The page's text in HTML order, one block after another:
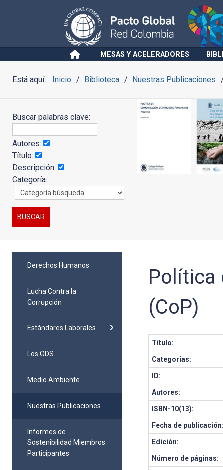
MESAS Y ACELERADORES
Está aquí: Inicio Biblioteca Nuestras Publicaciones
Buscar palabras clave:
Autores:
Título:
Descripción:
Categoría:
Derechos Humanos
Lucha Contra la
Corrupción
Estándares Laborales
Los ODS
Medio Ambiente
Nuestras Publicaciones
Informes de
Sostenibilidad Miembros
Participantes
Política
(CoP)
Título:
Categorías:
ID:
Autores:
ISBN-10(13):
Fecha de publicación:
Edición:
Número de páginas: